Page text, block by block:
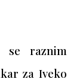
se raznim
za Iveko